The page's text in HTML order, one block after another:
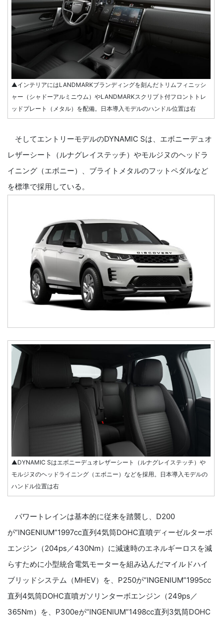
▲インテリアにはLANDMARKブランディングを刻んだトリムフィニッシ
ャー（シャドーアルミニウム）やLANDMARKスクリプト付フロントトレ
ッドプレート（メタル）を配備。日本導入モデルのハンドル位置は右
そしてエントリーモデルのDYNAMIC Sは、エボニーデュオ
レザーシート（ルナグレイステッチ）やモルジヌのヘッドラ
イニング（エボニー）、ブライトメタルのフットペダルなど
を標準で採用している。
▲DYNAMIC Sはエボニーデュオレザーシート（ルナグレイステッチ）や
モルジヌのヘッドライニング（エボニー）などを採用。日本導入モデルの
ハンドル位置は右
パワートレインは基本的に従来を踏襲し、D200
が“INGENIUM”1997cc直列4気筒DOHC直噴ディーゼルターボ
エンジン（204ps／430Nm）に減速時のエネルギーロスを減
らすために小型統合電気モーターを組み込んだマイルドハイ
ブリッドシステム（MHEV）を、P250が“INGENIUM”1995cc
直列4気筒DOHC直噴ガソリンターボエンジン（249ps／
365Nm）を、P300eが“INGENIUM”1498cc直列3気筒DOHC